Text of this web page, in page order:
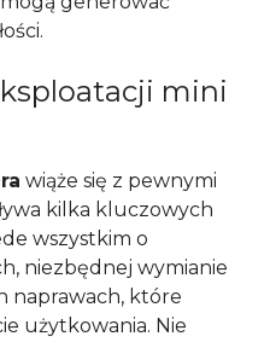
mini
wiąże się z pewnymi
kilka kluczowych
wszystkim o
niezbędnej wymianie
naprawach, które
użytkowania. Nie